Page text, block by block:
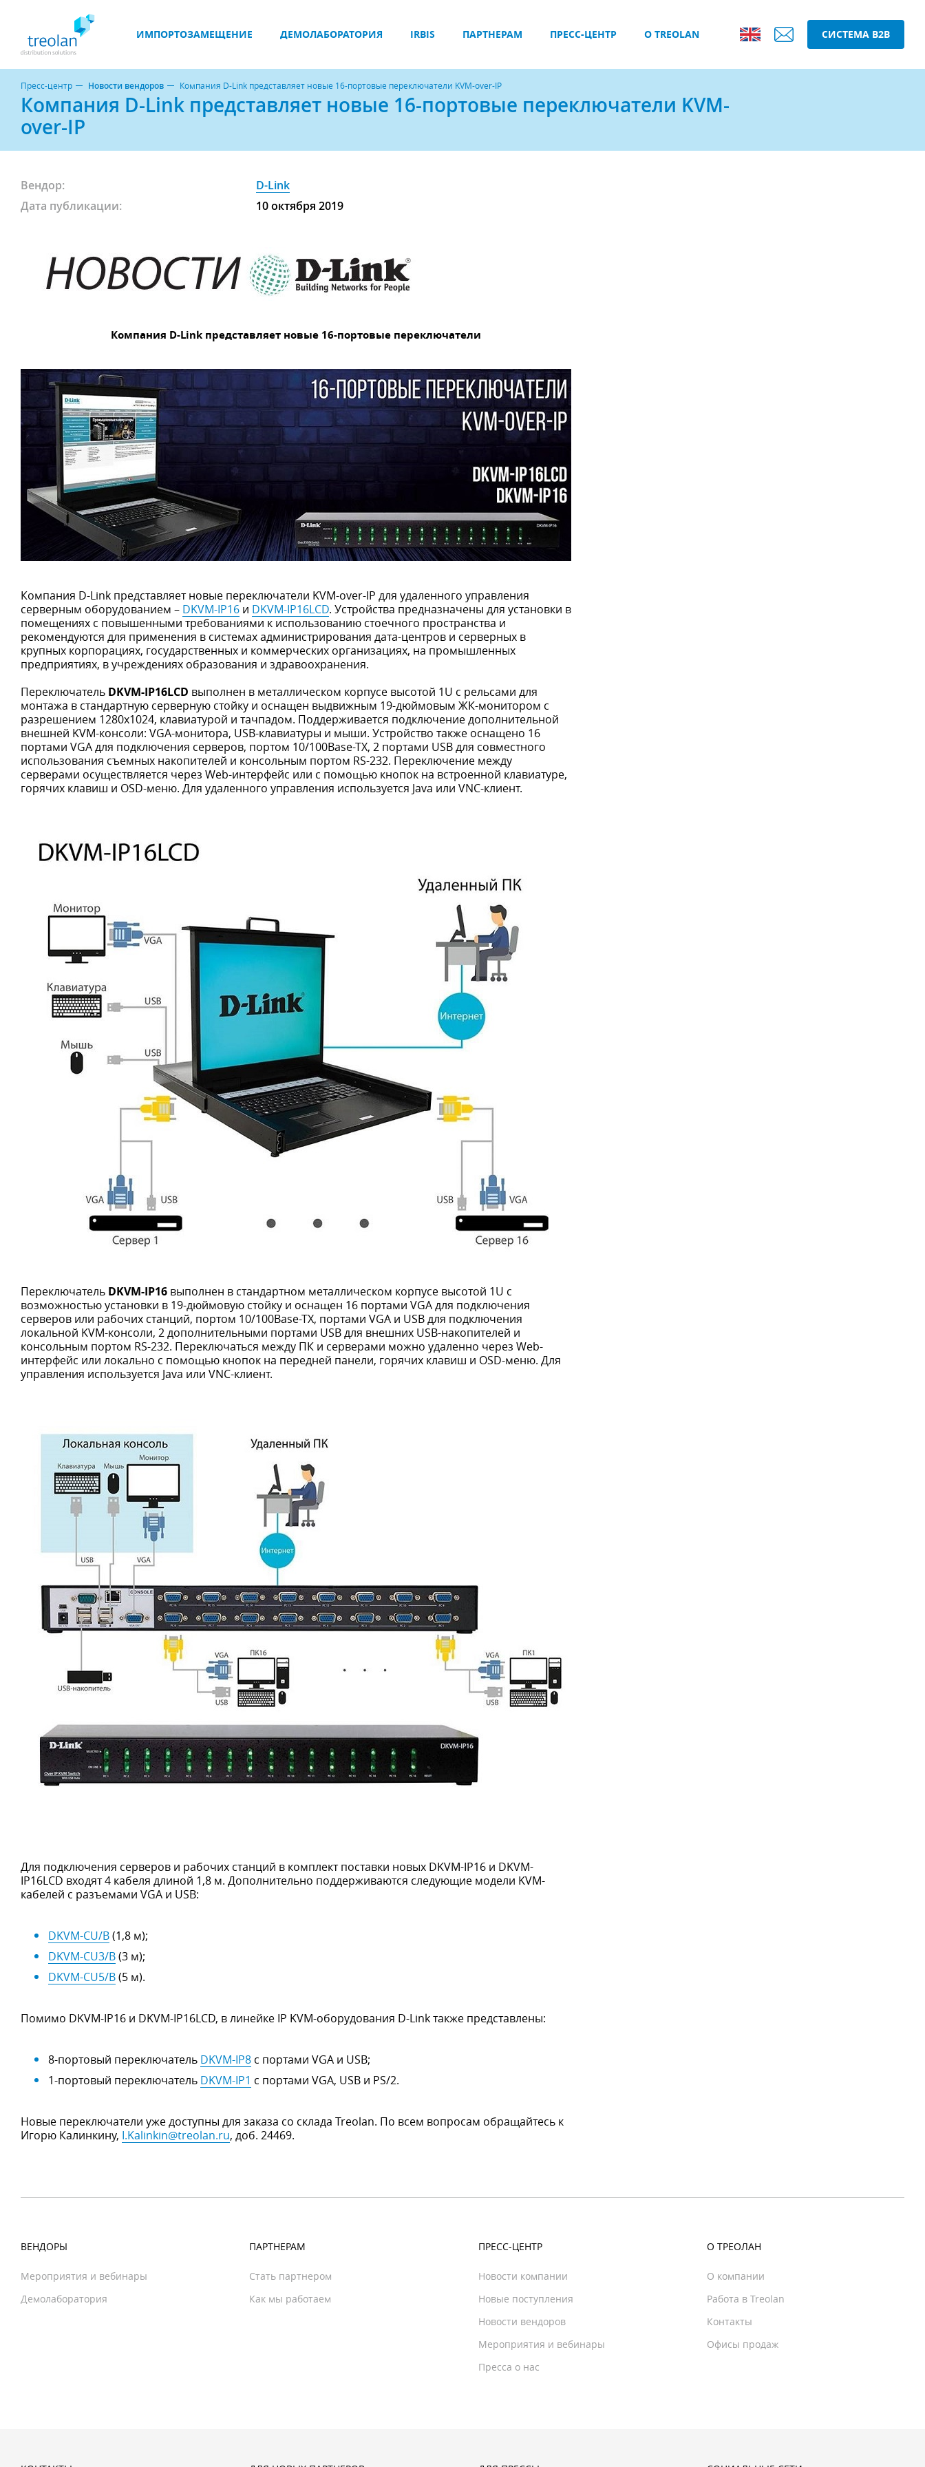
ИМПОРТОЗАМЕЩЕНИЕ ДЕМОЛАБОРАТОРИЯ IRBIS ПАРТНЕРАМ ПРЕСС-ЦЕНТР О TREOLAN СИСТЕМА B2B
Пресс-центр Новости вендоров Компания D-Link представляет новые 16-портовые переключатели KVM-over-IP
Компания D-Link представляет новые 16-портовые переключатели KVM-
over-IP
Вендор:
D-Link
Дата публикации:
10 октября 2019
Компания D-Link представляет новые 16-портовые переключатели
Компания D-Link представляет новые переключатели KVM-over-IP для удаленного управления
серверным оборудованием – DKVM-IP16 и DKVM-IP16LCD. Устройства предназначены для установки в
помещениях с повышенными требованиями к использованию стоечного пространства и
рекомендуются для применения в системах администрирования дата-центров и серверных в
крупных корпорациях, государственных и коммерческих организациях, на промышленных
предприятиях, в учреждениях образования и здравоохранения.
Переключатель DKVM-IP16LCD выполнен в металлическом корпусе высотой 1U с рельсами для
монтажа в стандартную серверную стойку и оснащен выдвижным 19-дюймовым ЖК-монитором с
разрешением 1280x1024, клавиатурой и тачпадом. Поддерживается подключение дополнительной
внешней KVM-консоли: VGA-монитора, USB-клавиатуры и мыши. Устройство также оснащено 16
портами VGA для подключения серверов, портом 10/100Base-TX, 2 портами USB для совместного
использования съемных накопителей и консольным портом RS-232. Переключение между
серверами осуществляется через Web-интерфейс или с помощью кнопок на встроенной клавиатуре,
горячих клавиш и OSD-меню. Для удаленного управления используется Java или VNC-клиент.
Переключатель DKVM-IP16 выполнен в стандартном металлическом корпусе высотой 1U с
возможностью установки в 19-дюймовую стойку и оснащен 16 портами VGA для подключения
серверов или рабочих станций, портом 10/100Base-TX, портами VGA и USB для подключения
локальной KVM-консоли, 2 дополнительными портами USB для внешних USB-накопителей и
консольным портом RS-232. Переключаться между ПК и серверами можно удаленно через Web-
интерфейс или локально с помощью кнопок на передней панели, горячих клавиш и OSD-меню. Для
управления используется Java или VNC-клиент.
Для подключения серверов и рабочих станций в комплект поставки новых DKVM-IP16 и DKVM-
IP16LCD входят 4 кабеля длиной 1,8 м. Дополнительно поддерживаются следующие модели KVM-
кабелей с разъемами VGA и USB:
DKVM-CU/B(1,8 м);
DKVM-CU3/B(3 м);
DKVM-CU5/B(5 м).
Помимо DKVM-IP16 и DKVM-IP16LCD, в линейке IP KVM-оборудования D-Link также представлены:
8-портовый переключатель DKVM-IP8 с портами VGA и USB;
1-портовый переключатель DKVM-IP1 с портами VGA, USB и PS/2.
Новые переключатели уже доступны для заказа со склада Treolan. По всем вопросам обращайтесь к
Игорю Калинкину, I.Kalinkin@treolan.ru, доб. 24469.
ВЕНДОРЫ
Мероприятия и вебинары
Демолаборатория
ПАРТНЕРАМ
Стать партнером
Как мы работаем
ПРЕСС-ЦЕНТР
Новости компании
Новые поступления
Новости вендоров
Мероприятия и вебинары
Пресса о нас
О ТРЕОЛАН
О компании
Работа в Treolan
Контакты
Офисы продаж